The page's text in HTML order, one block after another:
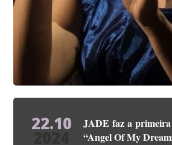
22.10
JADE faz a
“Angel Of My